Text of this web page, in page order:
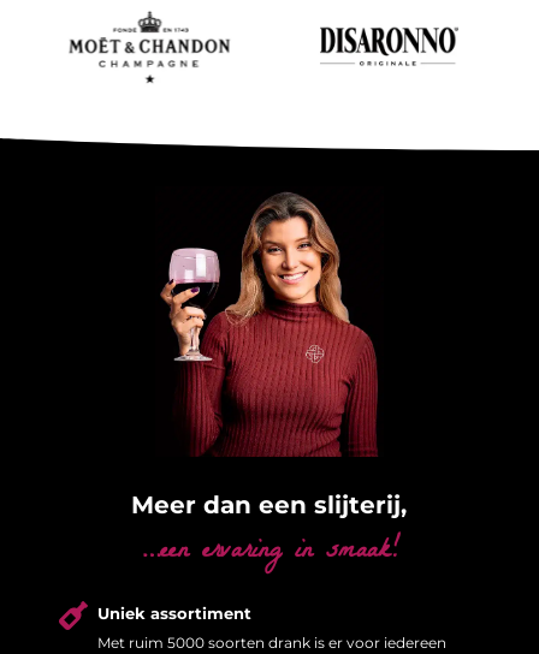
Meer dan een slijterij,
…een ervaring in smaak!
 Uniek assortiment
Met ruim 5000 soorten drank is er voor iedereen